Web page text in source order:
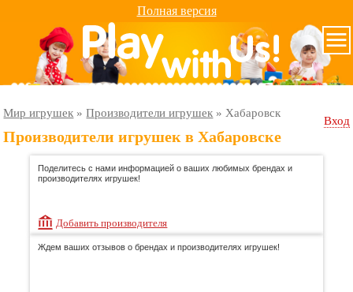
Полная версия
Мир игрушек »Производители игрушек » Хабаровск
Вход
Производители игрушек в Хабаровске
Поделитесь с нами информацией о ваших любимых брендах и
производителях игрушек!
Добавить производителя
Ждем ваших отзывов о брендах и производителях игрушек!